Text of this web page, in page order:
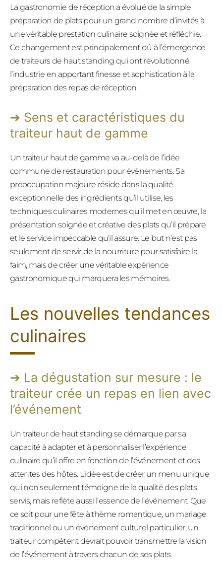
La gastronomie de réception a évolué de la simple
préparation de plats pour un grand nombre d’invités à
une véritable prestation culinaire soignée et réfléchie.
Ce changement est principalement dû à l’émergence
de traiteurs de haut standing qui ont révolutionné
l’industrie en apportant finesse et sophistication à la
préparation des repas de réception.
Sens et caractéristiques du
traiteur haut de gamme
Un traiteur haut de gamme va au-delà de l’idée
commune de restauration pour événements. Sa
préoccupation majeure réside dans la qualité
exceptionnelle des ingrédients qu’il utilise, les
techniques culinaires modernes qu’il met en œuvre, la
présentation soignée et créative des plats qu’il prépare
et le service impeccable qu’il assure. Le but n’est pas
seulement de servir de la nourriture pour satisfaire la
faim, mais de créer une véritable expérience
gastronomique qui marquera les mémoires.
Les nouvelles tendances
culinaires
La dégustation sur mesure : le
traiteur crée un repas en lien avec
l’événement
Un traiteur de haut standing se démarque par sa
capacité à adapter et à personnaliser l’expérience
culinaire qu’il offre en fonction de l’événement et des
attentes des hôtes. L’idée est de créer un menu unique
qui non seulement témoigne de la qualité des plats
servis, mais reflète aussi l’essence de l’événement. Que
ce soit pour une fête à thème romantique, un mariage
traditionnel ou un événement culturel particulier, un
traiteur compétent devrait pouvoir transmettre la vision
de l’événement à travers chacun de ses plats.